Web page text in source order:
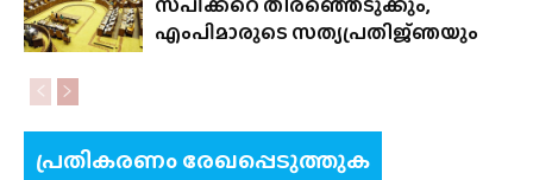
എംപിമാരുടെ സത്യപ്രതിജ്‌ഞയും
പ്രതികരണം രേഖപ്പെടുത്തുക